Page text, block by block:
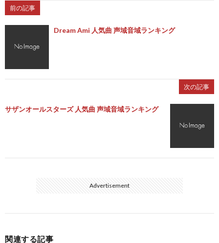
前の記事
Dream Ami 人気曲 声域音域ランキング
次の記事
サザンオールスターズ 人気曲 声域音域ランキング
Advertisement
関連する記事